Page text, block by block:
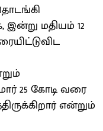
இன்று மதியம் 12
25 கோடி வரை
என்றும்